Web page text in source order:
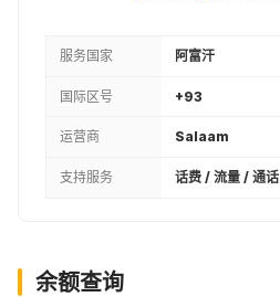
服务国家 阿富汗
国际区号 +93
运营商 Salaam
支持服务 话费 / 流量 / 通话
余额查询